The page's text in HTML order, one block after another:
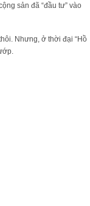
sản đã “đầu tư” vào
Nhưng, ở thời đại “Hồ